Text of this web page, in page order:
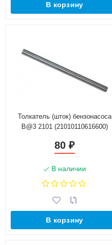
В корзину
Толкатель (шток) бензонасоса
B@3 2101 (21010110616600)
80 ₽
В наличии
В корзину